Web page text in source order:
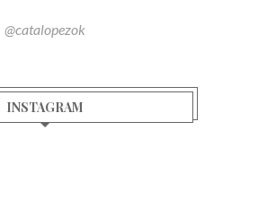
@catalopezok
INSTAGRAM